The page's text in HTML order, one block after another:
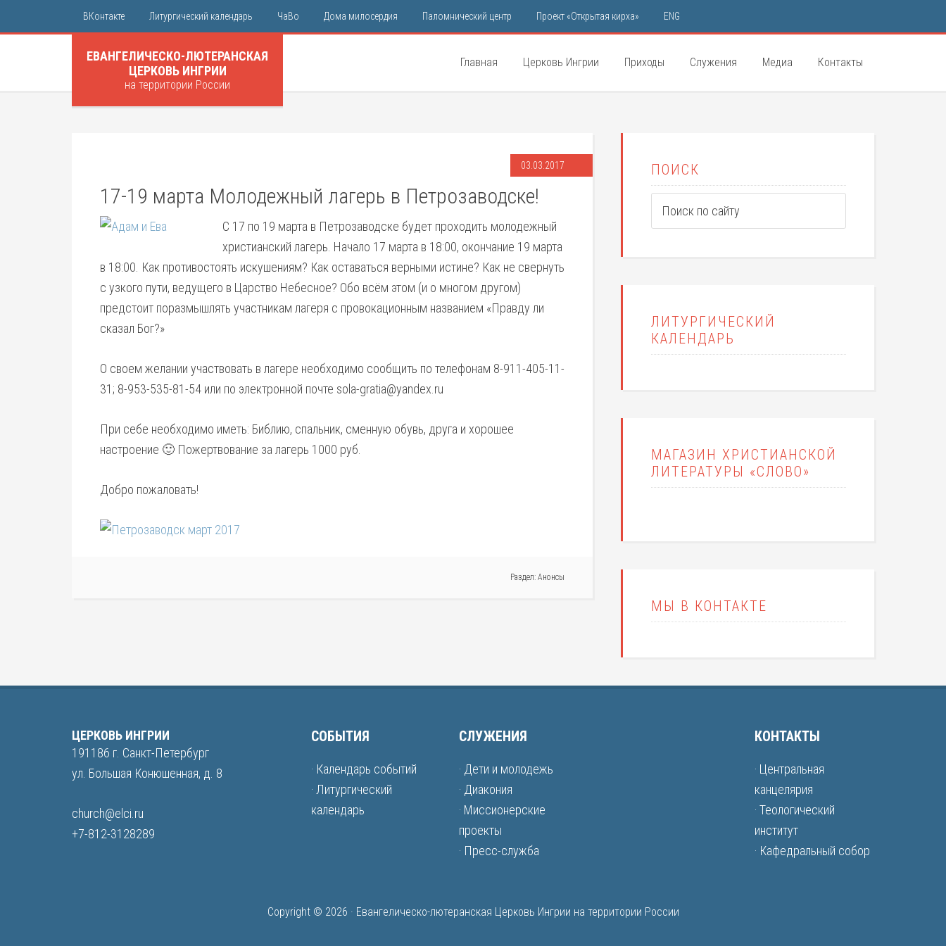
ВКонтакте Литургический календарь ЧаВо Дома милосердия Паломнический центр Проект «Открытая кирха» ENG
ЕВАНГЕЛИЧЕСКО-ЛЮТЕРАНСКАЯ
ЦЕРКОВЬ ИНГРИИ
на территории России
Главная Церковь Ингрии Приходы Служения Медиа Контакты
03.03.2017
17-19 марта Молодежный лагерь в Петрозаводске!
С 17 по 19 марта в Петрозаводске будет проходить молодежный
христианский лагерь. Начало 17 марта в 18:00, окончание 19 марта
в 18:00. Как противостоять искушениям? Как оставаться верными истине? Как не свернуть
с узкого пути, ведущего в Царство Небесное? Обо всём этом (и о многом другом)
предстоит поразмышлять участникам лагеря с провокационным названием «Правду ли
сказал Бог?»
О своем желании участвовать в лагере необходимо сообщить по телефонам 8-911-405-11-
31; 8-953-535-81-54 или по электронной почте sola-gratia@yandex.ru
При себе необходимо иметь: Библию, спальник, сменную обувь, друга и хорошее
настроение 🙂 Пожертвование за лагерь 1000 руб.
Добро пожаловать!
Раздел: Анонсы
ПОИСК
ЛИТУРГИЧЕСКИЙ
КАЛЕНДАРЬ
МАГАЗИН ХРИСТИАНСКОЙ
ЛИТЕРАТУРЫ «СЛОВО»
МЫ В КОНТАКТЕ
ЦЕРКОВЬ ИНГРИИ
191186 г. Санкт-Петербург
ул. Большая Конюшенная, д. 8
church@elci.ru
+7-812-3128289
СОБЫТИЯ
· Календарь событий
· Литургический
календарь
СЛУЖЕНИЯ
· Дети и молодежь
· Диакония
· Миссионерские
проекты
· Пресс-служба
КОНТАКТЫ
· Центральная
канцелярия
· Теологический
институт
· Кафедральный собор
Copyright © 2026 · Евангелическо-лютеранская Церковь Ингрии на территории России